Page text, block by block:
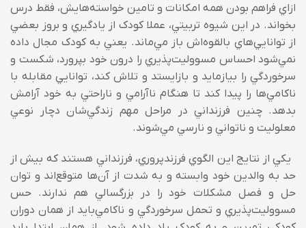
ازاي فراهم بودن همه امکانات و تامين خواسته‌هايش، فقط درس
بخواند. در اين شيوه تربيتي، عملا کودک از يادگيري و بروز بعضي
از توانايي‌هاي بالقوه‌اش باز مي‌‌ماند. يعني به کودک مجال داده
نمي‌‌شود احساس مسووليت‌پذيري را درون خود بپرورد، شکست و
سرخوردگي را بيازمايد و بازايستد و تلاش کند، توانايي مقابله با
ناكامي‌‌ها را پيدا كند تا هنگام ناآرامي‌‌ و ناراحتي به خود آرامش
بدهد. چنين فرزنداني در مراحل مهم زندگي‌شان دچار نوعي
معلوليت و ناتواني و نارسي مي‌‌شوند.
يکي از نتايج اين الگوي فرزندپروري، فرزنداني هستند که بيش از
حد به والدين خود وابسته و به شدت از آن‌ها متوقع‌اند و توان
حل و فصل مشکلات خود را در بزرگسالي هم ندارند. حس
مسووليت‌پذيري و تحمل سرخوردگي و ناکامي‌‌بايد از همان دوران